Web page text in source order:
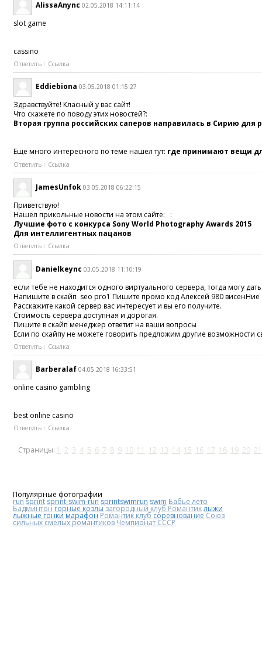
AlissaAnync 02.05.2018 14:11:14
slot game
cassino
Ответить Ссылка
Eddiebiona 03.05.2018 01:15:27
Здравствуйте! Класный у вас сайт!
Что скажете по поводу этих новостей?:
Вторая группа российских саперов направилась в Сирию
Ещё много интересного по теме нашел тут: где принимают вещи
Ответить Ссылка
JamesUnfok 03.05.2018 06:22:15
Приветствую!
Нашел прикольные новости на этом сайте: :
Лучшие фото с конкурса Sony World Photography Awards 2015
Для интеллигентных пацанов
Ответить Ссылка
Danielkeync 03.05.2018 11:10:19
если тебе не находится одного виртуального сервера, тогда могу
Напишите в скайп seo pro1 Пишите промо код Алексей 980 висенНие
Расскажите какой сервер вас интересует и вы его получите.
Стоимость сервера доступная и дорогая.
Пишите в скайп менеджер ответит на ваши вопросы
Если по скайпу не можете говорить предложим другие возможности
Ответить Ссылка
Barberalaf 04.05.2018 16:33:51
online casino gambling
best online casino
Ответить Ссылка
Страницы: 1 2 3 4 5 6 7 8 9 10 11 12 13 14 15 16 17 18 19 20 21
Популярные фотографии
run sprint sprint-swim-run sprintswimrun swim Бабье лето
Бадминтонгорные козлы загородный клуб Романтиклыжи
лыжные гонки марафонРомантик клубсоревнованиеСоюз
сильных смелых романтиковЧемпионат СССР